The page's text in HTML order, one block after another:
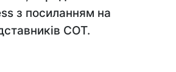
з посиланням на
СОТ.